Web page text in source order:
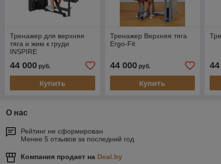
Тренажер для верхняя
тяга и жим к груди
INSPIRE
44 000 руб.
Купить
Тренажер Верхняя тяга
Ergo-Fit
44 000руб.
Купить
О нас
Рейтинг не сформирован
Менее 5 отзывов за последний год
Компания продает на Deal.by